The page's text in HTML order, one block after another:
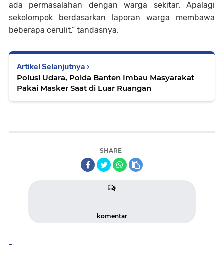
ada permasalahan dengan warga sekitar. Apalagi
sekolompok berdasarkan laporan warga membawa
beberapa cerulit,” tandasnya.
Artikel Selanjutnya
Polusi Udara, Polda Banten Imbau Masyarakat
Pakai Masker Saat di Luar Ruangan
SHARE
komentar
-